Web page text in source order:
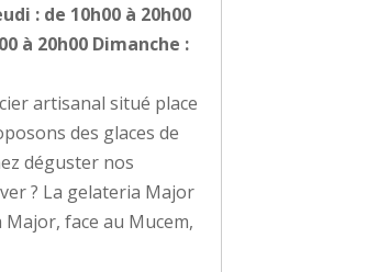
: de 10h00 à 20h00
à 20h00 Dimanche :
artisanal situé place
des glaces de
déguster nos
? La gelateria Major
face au Mucem,